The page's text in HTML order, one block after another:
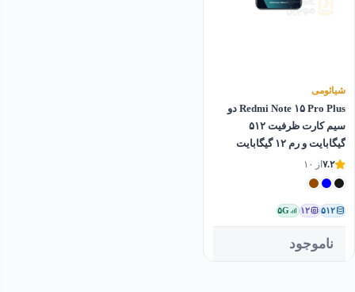
شیائومی
Redmi Note ۱۵ Pro Plus دو
سیم کارت ظرفیت ۵۱۲
گیگابایت و رم ۱۲ گیگابایت
۷.۲از ۱۰
۵۱۲ ۱۲ ۵G
ناموجود